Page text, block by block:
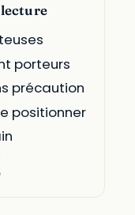
porteurs
précaution
positionner